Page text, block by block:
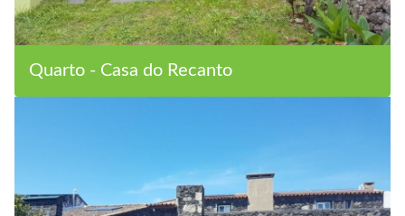
Quarto - Casa do Recanto